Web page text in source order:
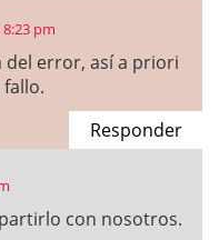
pm
del error, así a priori
Responder
con nosotros.